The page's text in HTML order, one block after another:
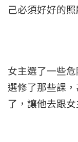
己必須好好的照
女主選了一些
選修了那些課
了，讓他去跟